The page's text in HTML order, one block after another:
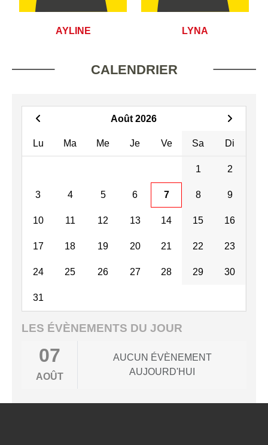
AYLINE LYNA
CALENDRIER
Août 2026
Lu Ma Me Je Ve Sa Di
1 2
3 4 5 6 7 8 9
10 11 12 13 14 15 16
17 18 19 20 21 22 23
24 25 26 27 28 29 30
31
LES ÉVÈNEMENTS DU JOUR
07
AOÛT
AUCUN ÉVÈNEMENT
AUJOURD'HUI